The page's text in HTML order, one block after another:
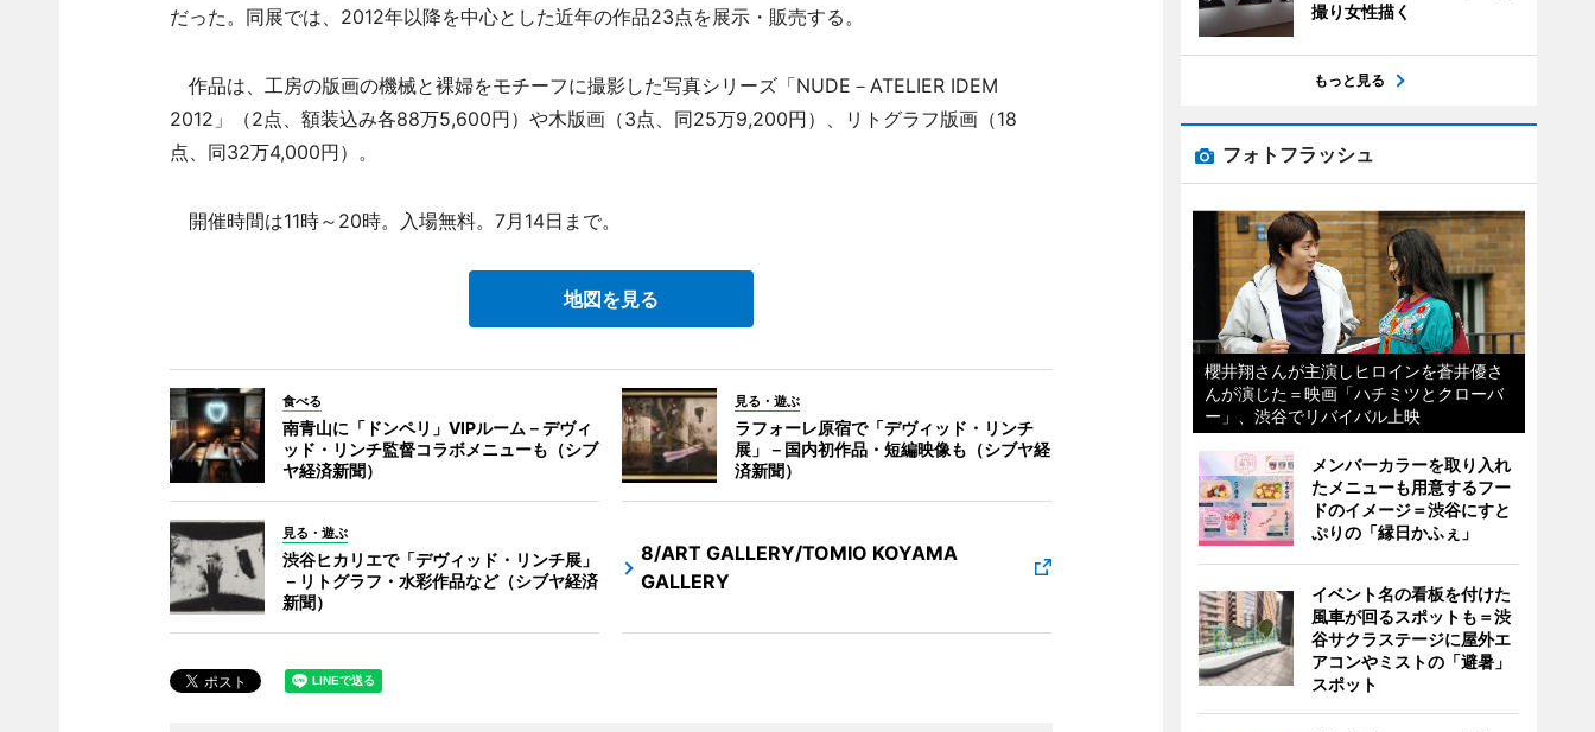
だった。同展では、2012年以降を中心とした近年の作品23点を展示・販売する。
作品は、工房の版画の機械と裸婦をモチーフに撮影した写真シリーズ「NUDE－ATELIER IDEM
2012」（2点、額装込み各88万5,600円）や木版画（3点、同25万9,200円）、リトグラフ版画（18
点、同32万4,000円）。
開催時間は11時～20時。入場無料。7月14日まで。
地図を見る
食べる
南青山に「ドンペリ」VIPルーム－デヴィ
ッド・リンチ監督コラボメニューも（シブ
ヤ経済新聞）
見る・遊ぶ
ラフォーレ原宿で「デヴィッド・リンチ
展」－国内初作品・短編映像も（シブヤ経
済新聞）
見る・遊ぶ
渋谷ヒカリエで「デヴィッド・リンチ展」
－リトグラフ・水彩作品など（シブヤ経済
新聞）
8/ART GALLERY/TOMIO KOYAMA
GALLERY
撮り女性描く
もっと見る
フォトフラッシュ
櫻井翔さんが主演しヒロインを蒼井優さ
んが演じた＝映画「ハチミツとクローバ
ー」、渋谷でリバイバル上映
メンバーカラーを取り入れ
たメニューも用意するフー
ドのイメージ＝渋谷にすと
ぷりの「縁日かふぇ」
イベント名の看板を付けた
風車が回るスポットも＝渋
谷サクラステージに屋外エ
アコンやミストの「避暑」
スポット